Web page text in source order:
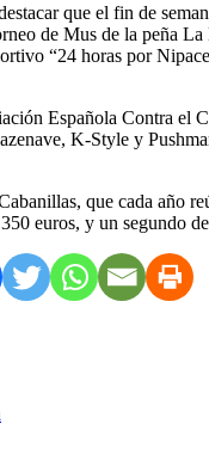
que el fin de
de Mus de la peña
“24 horas por
Española Contra
K-Style y
que cada año
euros, y un segundo